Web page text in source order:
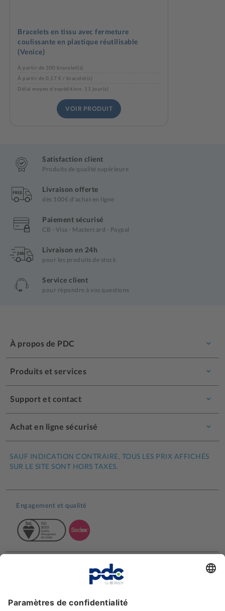
Bracelets en tissu avec fermeture
coulissante en plastique réutilisable
(Venice)
À partir de 300 bracelet(s)
À partir de 0,17 € / bracelet(s)
Délai moyen d'expédition: 11 jour(s)
VOIR PRODUIT
Satisfaction client
Produits de qualité supérieure
Livraison offerte
dès 100€ d'achat en ligne
Paiement sécurisé
CB - Visa - Mastercard - Paypal
Livraison en 24h
pour les produits de stock
Service client
pour répondre à vos questions
À propos de PDC
Produits et services
Support et contact
Achat en ligne sécurisé
SAUF INDICATION CONTRAIRE, TOUS LES PRIX AFFICHÉS
SUR LE SITE SONT HORS TAXES.
Engagement et qualité